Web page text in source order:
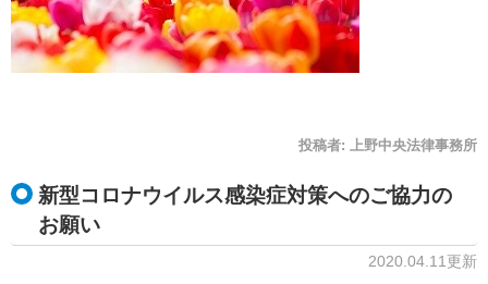
投稿者: 上野中央法律事務所
新型コロナウイルス感染症対策へのご協力の
お願い
2020.04.11更新